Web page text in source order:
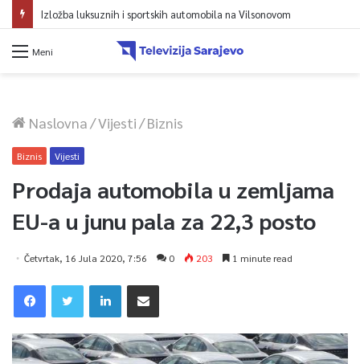
Izložba luksuznih i sportskih automobila na Vilsonovom
Meni
Naslovna/Vijesti/Biznis
Biznis Vijesti
Prodaja automobila u zemljama
EU-a u junu pala za 22,3 posto
Četvrtak, 16 Jula 2020, 7:56 0 203 1 minute read